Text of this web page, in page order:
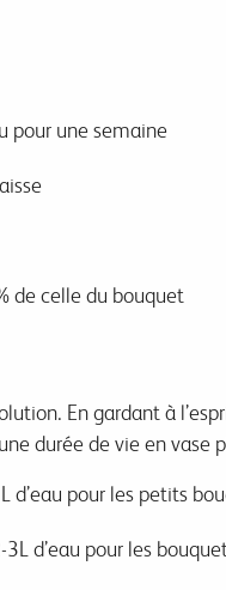
pour une semaine
de celle du bouquet
En gardant à
durée de vie en
d’eau pour les petits
d’eau pour les